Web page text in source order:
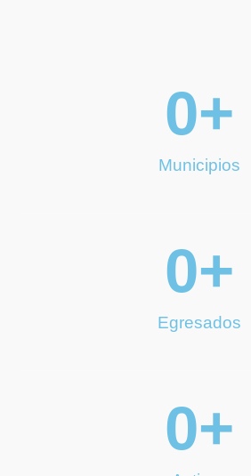
Municipios
0+
Egresados
0+
0+